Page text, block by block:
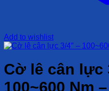
Add to wishlist
Cờ lê cân lực
100~600 Nm